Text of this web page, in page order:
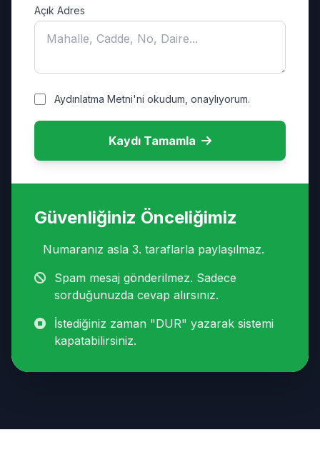
Açık Adres
Aydınlatma Metni'ni okudum, onaylıyorum.
Kaydı Tamamla
Güvenliğiniz Önceliğimiz
Numaranız asla 3. taraflarla paylaşılmaz.
Spam mesaj gönderilmez. Sadece
sorduğunuzda cevap alırsınız.
İstediğiniz zaman "DUR" yazarak sistemi
kapatabilirsiniz.